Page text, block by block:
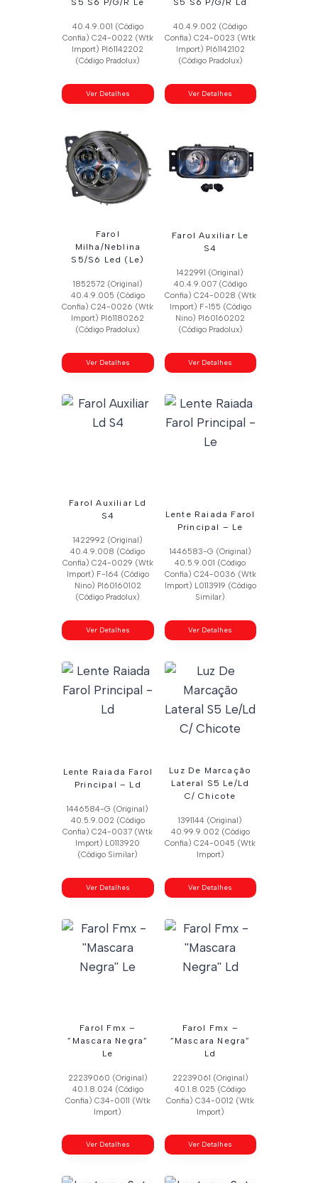
S5 S6 P/G/R Le
40.4.9.001 (Código
Confia) C24-0022 (Wtk
Import) Pl61142202
(Código Pradolux)
Ver Detalhes
S5 S6 P/G/R Ld
40.4.9.002 (Código
Confia) C24-0023 (Wtk
Import) Pl61142102
(Código Pradolux)
Ver Detalhes
Farol
Milha/Neblina
S5/S6 Led (Le)
1852572 (Original)
40.4.9.005 (Código
Confia) C24-0026 (Wtk
Import) Pl61180262
(Código Pradolux)
Ver Detalhes
Farol Auxiliar Le
S4
1422991 (Original)
40.4.9.007 (Código
Confia) C24-0028 (Wtk
Import) F-155 (Código
Nino) Pl60160202
(Código Pradolux)
Ver Detalhes
Farol Auxiliar Ld
S4
1422992 (Original)
40.4.9.008 (Código
Confia) C24-0029 (Wtk
Import) F-164 (Código
Nino) Pl60160102
(Código Pradolux)
Ver Detalhes
Lente Raiada Farol
Principal – Le
1446583-G (Original)
40.5.9.001 (Código
Confia) C24-0036 (Wtk
Import) L0113919 (Código
Similar)
Ver Detalhes
Lente Raiada Farol
Principal – Ld
1446584-G (Original)
40.5.9.002 (Código
Confia) C24-0037 (Wtk
Import) L0113920
(Código Similar)
Ver Detalhes
Luz De Marcação
Lateral S5 Le/Ld
C/ Chicote
1391144 (Original)
40.99.9.002 (Código
Confia) C24-0045 (Wtk
Import)
Ver Detalhes
Farol Fmx –
”Mascara Negra”
Le
22239060 (Original)
40.1.8.024 (Código
Confia) C34-0011 (Wtk
Import)
Ver Detalhes
Farol Fmx –
”Mascara Negra”
Ld
22239061 (Original)
40.1.8.025 (Código
Confia) C34-0012 (Wtk
Import)
Ver Detalhes